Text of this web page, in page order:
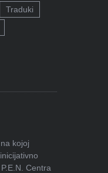
Traduki
kojoj
Centra